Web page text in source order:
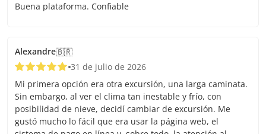
Buena plataforma. Confiable
Alexandre🇧🇷
31 de julio de 2026
Mi primera opción era otra excursión, una larga caminata.
Sin embargo, al ver el clima tan inestable y frío, con
posibilidad de nieve, decidí cambiar de excursión. Me
gustó mucho lo fácil que era usar la página web, el